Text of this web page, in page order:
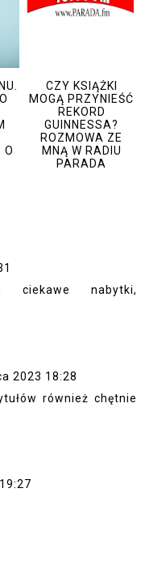
O
CZY KSIĄŻKI
MOGĄ PRZYNIEŚĆ
REKORD
GUINNESSA?
ROZMOWA ZE
MNĄ W RADIU
PARADA
ciekawe nabytki,
2023 18:28
również chętnie